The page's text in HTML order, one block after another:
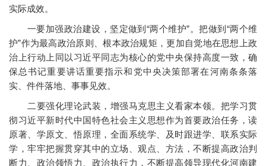
实际成效。
一要加强政治建设，坚定做到“两个维护”。把做到“两个维
护”作为最高政治原则、根本政治规矩，更加自觉地在思想上政
治上行动上同以习近平同志为核心的党中央保持高度一致，确
保总书记重要讲话重要指示和党中央决策部署在河南条条落
实、件件落地、事事见效。
二要强化理论武装，增强马克思主义看家本领。把学习贯
彻习近平新时代中国特色社会主义思想作为首要政治任务，读
原著、学原文、悟原理，全面系统学、及时跟进学、联系实际
学，牢牢把握贯穿其中的立场、观点、方法，不断提高政治判
断力、政治领悟力、政治执行力，不断提高领导现代化河南建